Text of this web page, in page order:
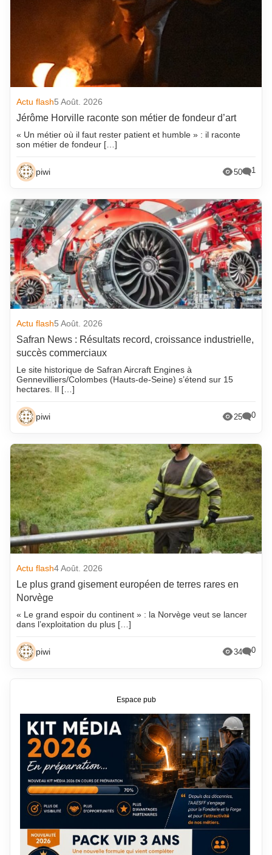
Actu flash5 Août. 2026
Jérôme Horville raconte son métier de fondeur d’art
« Un métier où il faut rester patient et humble » : il raconte
son métier de fondeur […]
piwi 50 1
Actu flash5 Août. 2026
Safran News : Résultats record, croissance industrielle,
succès commerciaux
Le site historique de Safran Aircraft Engines à
Gennevilliers/Colombes (Hauts-de-Seine) s’étend sur 15
hectares. Il […]
piwi 25 0
Actu flash4 Août. 2026
Le plus grand gisement européen de terres rares en
Norvège
« Le grand espoir du continent » : la Norvège veut se lancer
dans l’exploitation du plus […]
piwi 34 0
Espace pub